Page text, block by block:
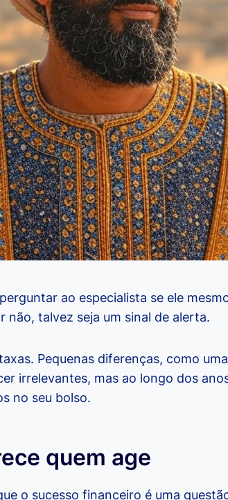
ao especialista se ele
não, talvez seja um sinal de alerta.
Pequenas diferenças, como
irrelevantes, mas ao longo dos
no seu bolso.
quem age
o sucesso financeiro é uma